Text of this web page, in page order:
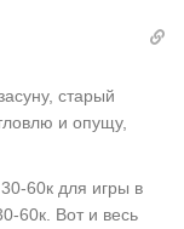
старый
и опущу,
60к для игры в
60к. Вот и весь